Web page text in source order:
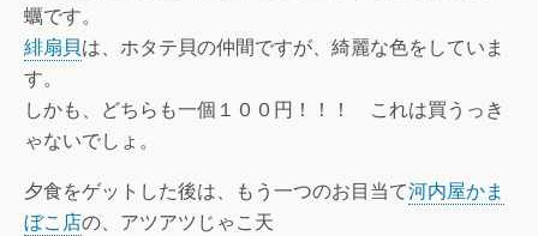
蠣です。
緋扇貝は、ホタテ貝の仲間ですが、綺麗な色をしていま
す。
しかも、どちらも一個１００円！！！ これは買うっき
ゃないでしょ。
夕食をゲットした後は、もう一つのお目当て河内屋かま
ぼこ店の、アツアツじゃこ天